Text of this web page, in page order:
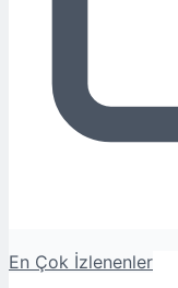
En Çok İzlenenler